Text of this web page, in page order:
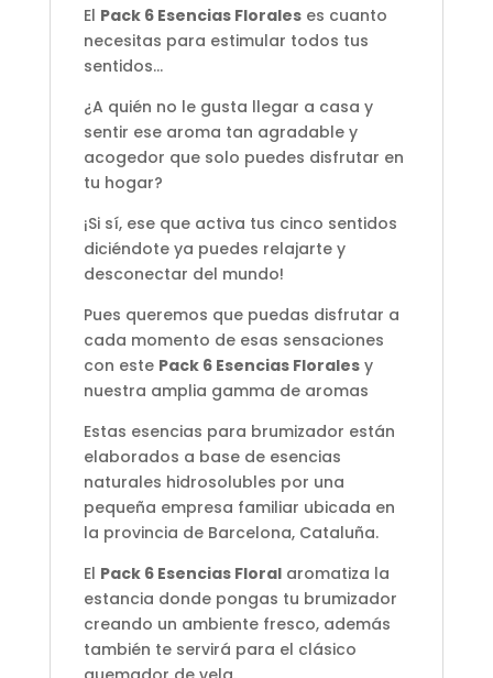
El Pack 6 Esencias Floraleses cuanto
necesitas para estimular todos tus
sentidos…
¿A quién no le gusta llegar a casa y
sentir ese aroma tan agradable y
acogedor que solo puedes disfrutar en
tu hogar?
¡Si sí, ese que activa tus cinco sentidos
diciéndote ya puedes relajarte y
desconectar del mundo!
Pues queremos que puedas disfrutar a
cada momento de esas sensaciones
con este Pack 6 Esencias Floralesy
nuestra amplia gamma de aromas
Estas esencias para brumizador están
elaborados a base de esencias
naturales hidrosolubles por una
pequeña empresa familiar ubicada en
la provincia de Barcelona, Cataluña.
El Pack 6 Esencias Floralaromatiza la
estancia donde pongas tu brumizador
creando un ambiente fresco, además
también te servirá para el clásico